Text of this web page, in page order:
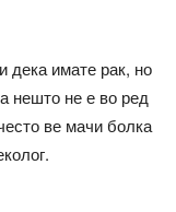
дека имате рак, но
нешто не е во ред
ве мачи болка